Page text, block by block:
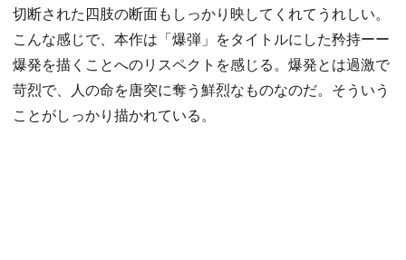
切断された四肢の断面もしっかり映してくれてうれしい。
こんな感じで、本作は「爆弾」をタイトルにした矜持ーー
爆発を描くことへのリスペクトを感じる。爆発とは過激で
苛烈で、人の命を唐突に奪う鮮烈なものなのだ。そういう
ことがしっかり描かれている。